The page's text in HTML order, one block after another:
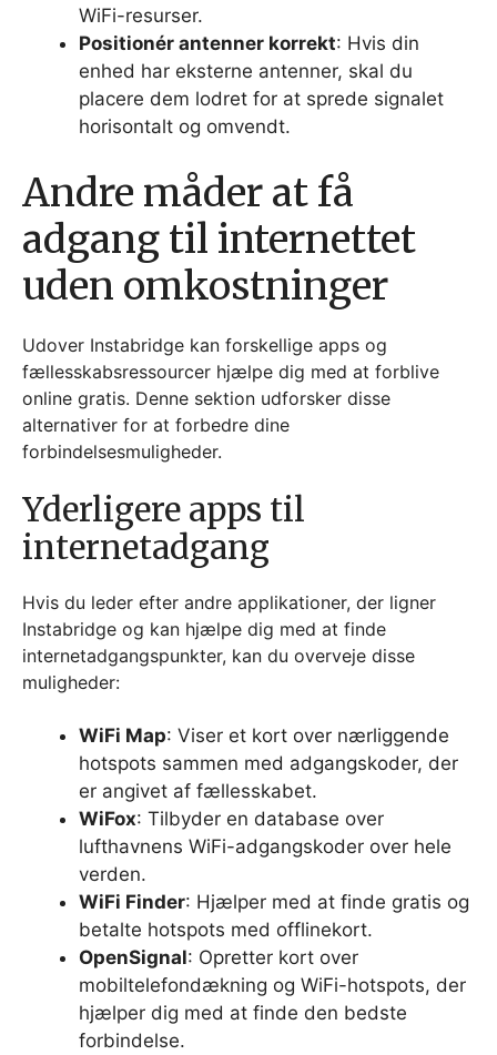
WiFi-resurser.
Positionér antenner korrekt: Hvis din
enhed har eksterne antenner, skal du
placere dem lodret for at sprede signalet
horisontalt og omvendt.
Andre måder at få
adgang til internettet
uden omkostninger
Udover Instabridge kan forskellige apps og
fællesskabsressourcer hjælpe dig med at forblive
online gratis. Denne sektion udforsker disse
alternativer for at forbedre dine
forbindelsesmuligheder.
Yderligere apps til
internetadgang
Hvis du leder efter andre applikationer, der ligner
Instabridge og kan hjælpe dig med at finde
internetadgangspunkter, kan du overveje disse
muligheder:
WiFi Map: Viser et kort over nærliggende
hotspots sammen med adgangskoder, der
er angivet af fællesskabet.
WiFox: Tilbyder en database over
lufthavnens WiFi-adgangskoder over hele
verden.
WiFi Finder: Hjælper med at finde gratis og
betalte hotspots med offlinekort.
OpenSignal: Opretter kort over
mobiltelefondækning og WiFi-hotspots, der
hjælper dig med at finde den bedste
forbindelse.